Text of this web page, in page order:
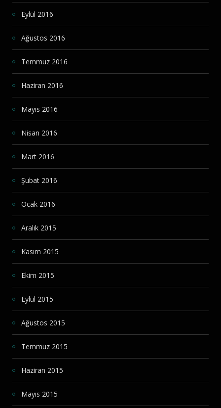
Eylül 2016
Ağustos 2016
Temmuz 2016
Haziran 2016
Mayıs 2016
Nisan 2016
Mart 2016
Şubat 2016
Ocak 2016
Aralık 2015
Kasım 2015
Ekim 2015
Eylül 2015
Ağustos 2015
Temmuz 2015
Haziran 2015
Mayıs 2015